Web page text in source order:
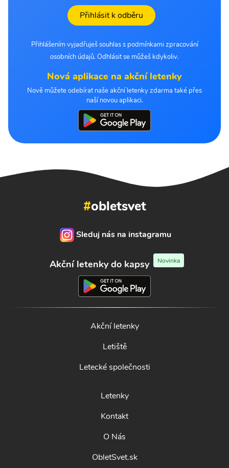
Přihlásit k odběru
Přihlášením vyjadřuješ souhlas s podmínkami zpracování
osobních údajů. Odhlásit se můžeš kdykoliv.
Nová aplikace na akční letenky
Nově můžete odebírat naše akční letenky zdarma také přes
naší novou aplikaci.
#obletsvet
Sleduj nás na instagramu
Akční letenky do kapsy Novinka
Akční letenky
Letiště
Letecké společnosti
Letenky
Kontakt
O Nás
ObletSvet.sk